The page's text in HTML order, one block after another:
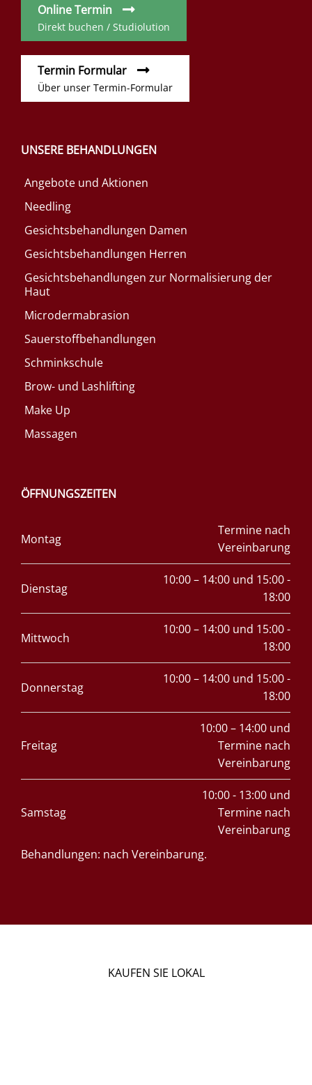
Online Termin
Direkt buchen / Studiolution
Termin Formular
Über unser Termin-Formular
UNSERE BEHANDLUNGEN
Angebote und Aktionen
Needling
Gesichtsbehandlungen Damen
Gesichtsbehandlungen Herren
Gesichtsbehandlungen zur Normalisierung der
Haut
Microdermabrasion
Sauerstoffbehandlungen
Schminkschule
Brow- und Lashlifting
Make Up
Massagen
ÖFFNUNGSZEITEN
Montag
Termine nach
Vereinbarung
Dienstag
10:00 – 14:00 und 15:00 -
18:00
Mittwoch
10:00 – 14:00 und 15:00 -
18:00
Donnerstag
10:00 – 14:00 und 15:00 -
18:00
Freitag
10:00 – 14:00 und
Termine nach
Vereinbarung
Samstag
10:00 - 13:00 und
Termine nach
Vereinbarung
Behandlungen: nach Vereinbarung.
KAUFEN SIE LOKAL